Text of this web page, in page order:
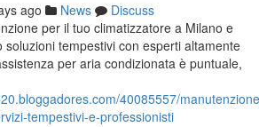
ago News
Discuss
per il tuo climatizzatore a Milano e
tempestivi con esperti altamente
per aria condizionata è puntuale,
40085557/
tempestivi-e-professionisti